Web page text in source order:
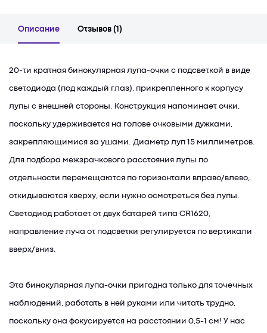
Описание Отзывов (1)
20-ти кратная бинокулярная лупа-очки с подсветкой в виде
светодиода (под каждый глаз), прикрепленного к корпусу
лупы с внешней стороны. Конструкция напоминает очки,
поскольку удерживается на голове очковыми дужками,
закрепляющимися за ушами. Диаметр луп 15 миллиметров.
Для подбора межзрачкового расстояния лупы по
отдельности перемещаются по горизонтали вправо/влево,
откидываются кверху, если нужно осмотреться без лупы.
Светодиод работает от двух батарей типа CR1620,
направление луча от подсветки регулируется по вертикали
вверх/вниз.
Эта бинокулярная лупа-очки пригодна только для точечных
наблюдений, работать в ней руками или читать трудно,
поскольку она фокусируется на расстоянии 0,5-1 см! У нас